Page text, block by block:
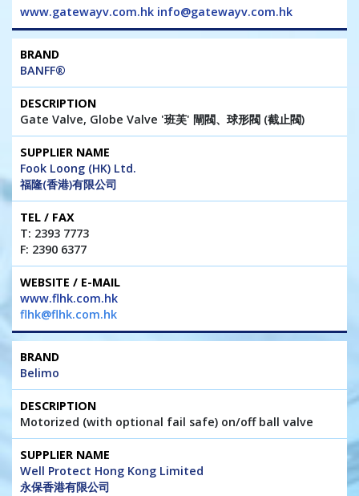
www.gatewayv.com.hk info@gatewayv.com.hk
BANFF®
Gate Valve, Globe Valve '班芙' 閘閥、球形閥 (截止閥)
Fook Loong (HK) Ltd.
福隆(香港)有限公司
T: 2393 7773
F: 2390 6377
www.flhk.com.hk
flhk@flhk.com.hk
Belimo
Motorized (with optional fail safe) on/off ball valve
Well Protect Hong Kong Limited
永保香港有限公司